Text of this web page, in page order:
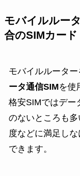
モバイルルー
合のSIMカード
モバイルルーター
ータ通信SIMを使
格安SIMではデー
のないところも多
度などに満足し
できます。